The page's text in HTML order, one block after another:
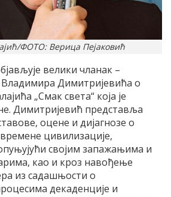
ФОТО: Верица Пејаковић
велики чланак –
Владимира Димитријевића о
„Смак света“ која је
Димитријевић представља
оцене и дијагнозе о
цивилизације,
својим запажањима и
као и кроз навођење
из садашњости о
декаденције и